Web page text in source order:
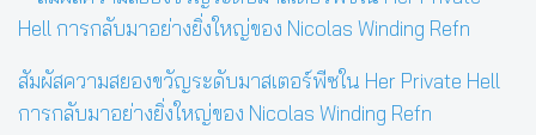
สัมผัสความสยองขวัญระดับมาสเตอร์พีซใน Her Private Hell
การกลับมาอย่างยิ่งใหญ่ของ Nicolas Winding Refn